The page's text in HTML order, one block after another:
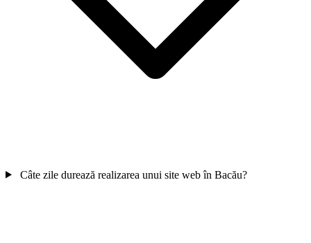
DIA Drive
Școală auto Bacău cu chatbot AI
Câte zile durează realizarea unui site web în Bacău?